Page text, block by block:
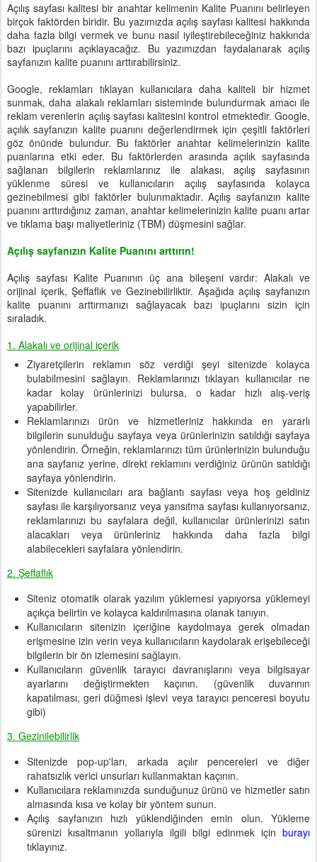
Açılış sayfası kalitesi bir anahtar kelimenin Kalite Puanını belirleyen
birçok faktörden biridir. Bu yazımızda açılış sayfası kalitesi hakkında
daha fazla bilgi vermek ve bunu nasıl iyileştirebileceğiniz hakkında
bazı ipuçlarını açıklayacağız. Bu yazımızdan faydalanarak açılış
sayfanızın kalite puanını arttırabilirsiniz.
Google, reklamları tıklayan kullanıcılara daha kaliteli bir hizmet
sunmak, daha alakalı reklamları sisteminde bulundurmak amacı ile
reklam verenlerin açılış sayfası kalitesini kontrol etmektedir. Google,
açılık sayfanızın kalite puanını değerlendirmek için çeşitli faktörleri
göz önünde bulundur. Bu faktörler anahtar kelimelerinizin kalite
puanlarına etki eder. Bu faktörlerden arasında açılık sayfasında
sağlanan bilgilerin reklamlarınız ile alakası, açılış sayfasının
yüklenme süresi ve kullanıcıların açılış sayfasında kolayca
gezinebilmesi gibi faktörler bulunmaktadır. Açılış sayfanızın kalite
puanını arttırdığınız zaman, anahtar kelimelerinizin kalite puanı artar
ve tıklama başı maliyetleriniz (TBM) düşmesini sağlar.
Açılış sayfanızın Kalite Puanını arttırın!
Açılış sayfası Kalite Puanının üç ana bileşeni vardır: Alakalı ve
orijinal içerik, Şeffaflık ve Gezinebilirliktir. Aşağıda açılış sayfanızın
kalite puanını arttırmanızı sağlayacak bazı ipuçlarını sizin için
sıraladık.
1. Alakalı ve orijinal içerik
Ziyaretçilerin reklamın söz verdiği şeyi sitenizde kolayca
bulabilmesini sağlayın. Reklamlarınızı tıklayan kullanıcılar ne
kadar kolay ürünlerinizi bulursa, o kadar hızlı alış-veriş
yapabilirler.
Reklamlarınızı ürün ve hizmetleriniz hakkında en yararlı
bilgilerin sunulduğu sayfaya veya ürünlerinizin satıldığı sayfaya
yönlendirin. Örneğin, reklamlarınızı tüm ürünlerinizin bulunduğu
ana sayfanız yerine, direkt reklamını verdiğiniz ürünün satıldığı
sayfaya yönlendirin.
Sitenizde kullanıcıları ara bağlantı sayfası veya hoş geldiniz
sayfası ile karşılıyorsanız veya yansıtma sayfası kullanıyorsanız,
reklamlarınızı bu sayfalara değil, kullanıcılar ürünlerinizi satın
alacakları veya ürünleriniz hakkında daha fazla bilgi
alabilecekleri sayfalara yönlendirin.
2. Şeffaflık
Siteniz otomatik olarak yazılım yüklemesi yapıyorsa yüklemeyi
açıkça belirtin ve kolayca kaldırılmasına olanak tanıyın.
Kullanıcıların sitenizin içeriğine kaydolmaya gerek olmadan
erişmesine izin verin veya kullanıcıların kaydolarak erişebileceği
bilgilerin bir ön izlemesini sağlayın.
Kullanıcıların güvenlik tarayıcı davranışlarını veya bilgisayar
ayarlarını değiştirmekten kaçının. (güvenlik duvarının
kapatılması, geri düğmesi işlevi veya tarayıcı penceresi boyutu
gibi)
3. Gezinilebilirlik
Sitenizde pop-up'ları, arkada açılır pencereleri ve diğer
rahatsızlık verici unsurları kullanmaktan kaçının.
Kullanıcılara reklamınızda sunduğunuz ürünü ve hizmetler satın
almasında kısa ve kolay bir yöntem sunun.
Açılış sayfanızın hızlı yüklendiğinden emin olun. Yükleme
sürenizi kısaltmanın yollarıyla ilgili bilgi edinmek için burayı
tıklayınız.